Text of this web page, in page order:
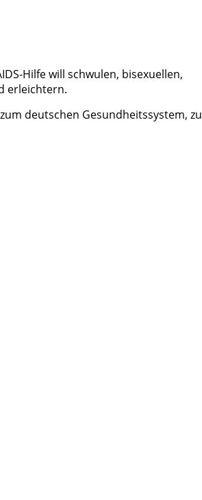
Hilfe will schwulen, bisexuellen,
erleichtern.
deutschen Gesundheitssystem, zu